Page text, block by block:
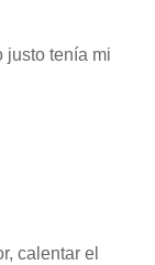
justo tenía mi
calentar el